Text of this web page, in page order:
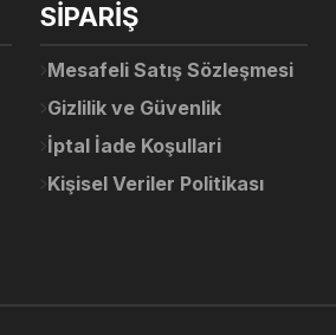
SİPARİŞ
Mesafeli Satış Sözleşmesi
Gizlilik ve Güvenlik
İptal İade Koşullari
Kişisel Veriler Politikası